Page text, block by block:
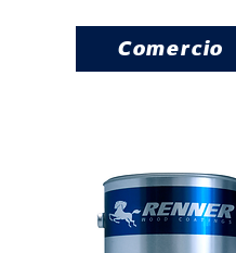
Comercio